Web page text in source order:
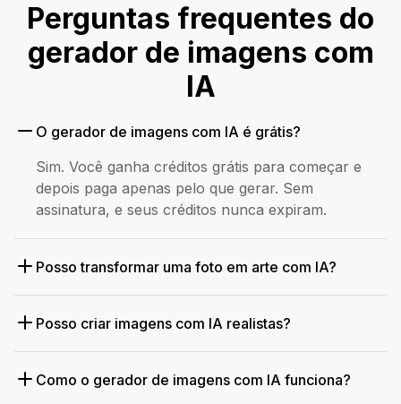
Perguntas frequentes do
gerador de imagens com
IA
O gerador de imagens com IA é grátis?
Sim. Você ganha créditos grátis para começar e
depois paga apenas pelo que gerar. Sem
assinatura, e seus créditos nunca expiram.
Posso transformar uma foto em arte com IA?
Posso criar imagens com IA realistas?
Como o gerador de imagens com IA funciona?